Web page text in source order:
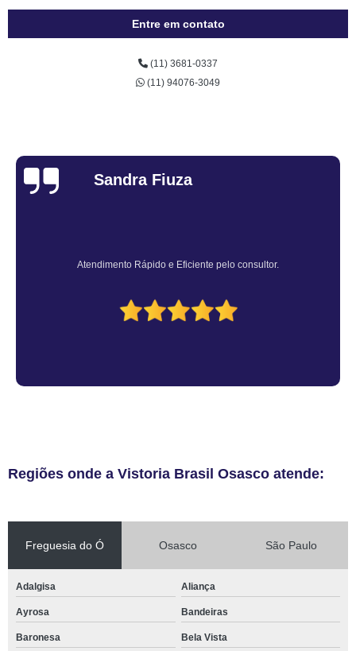
Entre em contato
(11) 3681-0337
(11) 94076-3049
Sandra Fiuza
Atendimento Rápido e Eficiente pelo consultor.
Regiões onde a Vistoria Brasil Osasco atende:
Freguesia do Ó Osasco São Paulo
Adalgisa Aliança
Ayrosa Bandeiras
Baronesa Bela Vista